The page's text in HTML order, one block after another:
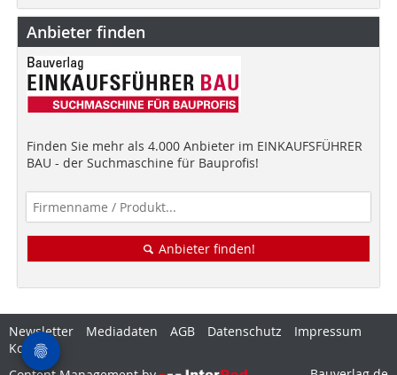
Anbieter finden
Finden Sie mehr als 4.000 Anbieter im EINKAUFSFÜHRER
BAU - der Suchmaschine für Bauprofis!
Anbieter finden!
Newsletter Mediadaten AGB Datenschutz
Impressum
Kontakt